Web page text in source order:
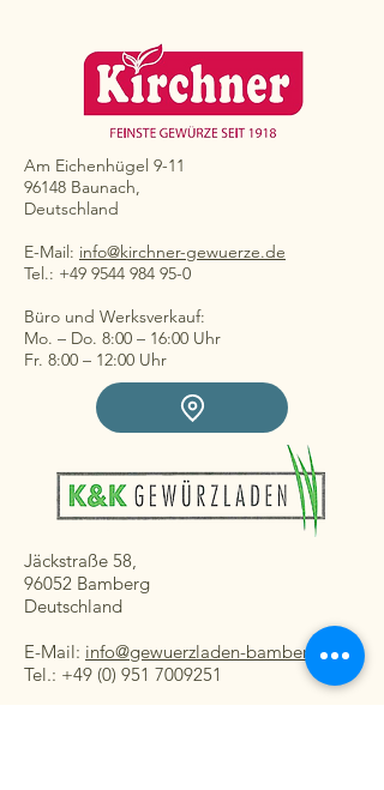
Am Eichenhügel 9-11
96148 Baunach,
Deutschland
E-Mail: info@kirchner-gewuerze.de
Tel.: +49 9544 984 95-0
Büro und Werksverkauf:
Mo. – Do. 8:00 – 16:00 Uhr
Fr. 8:00 – 12:00 Uhr
Jäckstraße 58,
96052 Bamberg
Deutschland
E-Mail: info@gewuerzladen-bamberg.de
Tel.: +49 (0) 951 7009251